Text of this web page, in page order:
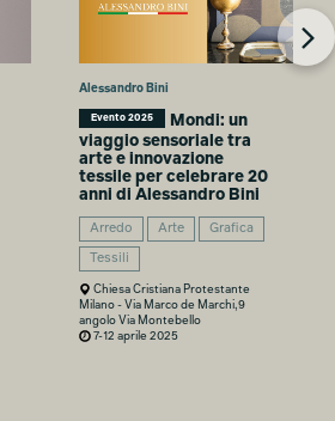
Alessandro Bini
Evento 2025
Mondi: un
viaggio sensoriale tra
arte e innovazione
tessile per celebrare 20
anni di Alessandro Bini
Arredo Arte Grafica
Tessili
Chiesa Cristiana Protestante
Milano - Via Marco de Marchi,9
angolo Via Montebello
7-12 aprile 2025